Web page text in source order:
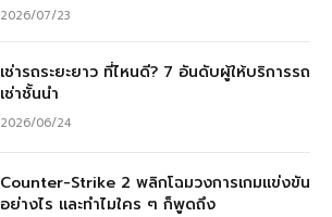
2026/07/23
เช่ารถระยะยาว ที่ไหนดี? 7 อันดับผู้ให้บริการรถ
เช่าชั้นนำ
2026/06/24
Counter-Strike 2 พลิกโฉมวงการเกมแข่งขัน
อย่างไร และทำไมใคร ๆ ก็พูดถึง